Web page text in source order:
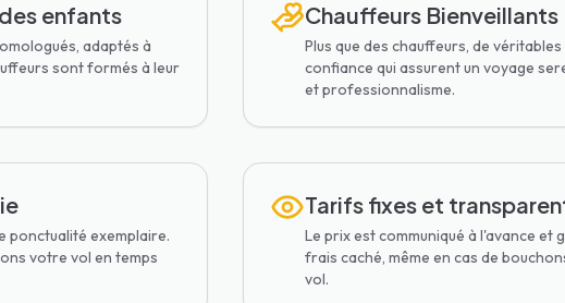
enfants
adaptés à
sont formés à leur
Chauffeurs Bienveillants
Plus que des chauffeurs, de
confiance qui assurent un voyage
et professionnalisme.
ponctualité exemplaire.
votre vol en temps
Tarifs fixes et
Le prix est communiqué à l'avance et
frais caché, même en cas de
vol.